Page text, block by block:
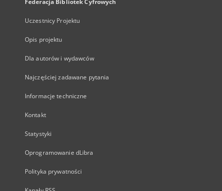
Federacja Bibliotek Cyfrowych
Uczestnicy Projektu
Opis projektu
Dla autorów i wydawców
Najczęściej zadawane pytania
Informacje techniczne
Kontakt
Statystyki
Oprogramowanie dLibra
Polityka prywatności